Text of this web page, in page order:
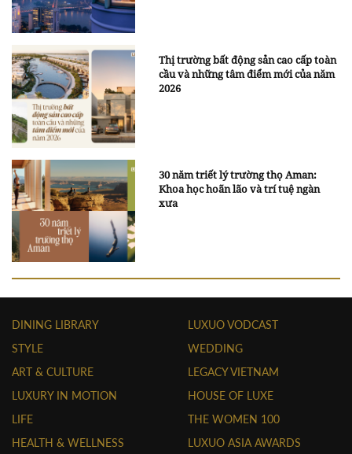
Thị trường bất động sản cao cấp toàn
cầu và những tâm điểm mới của năm
2026
30 năm triết lý trường thọ Aman:
Khoa học hoãn lão và trí tuệ ngàn
xưa
DINING LIBRARY
STYLE
ART & CULTURE
LUXURY IN MOTION
LIFE
HEALTH & WELLNESS
LUXUO VODCAST
WEDDING
LEGACY VIETNAM
HOUSE OF LUXE
THE WOMEN 100
LUXUO ASIA AWARDS